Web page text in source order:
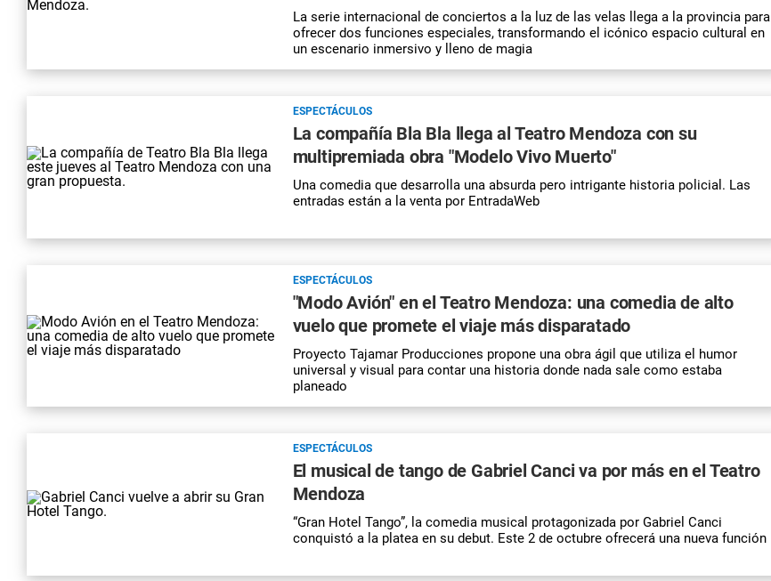
La serie internacional de conciertos a la luz de las velas llega a la provincia para
ofrecer dos funciones especiales, transformando el icónico espacio cultural en
un escenario inmersivo y lleno de magia
ESPECTÁCULOS
La compañía Bla Bla llega al Teatro Mendoza con su
multipremiada obra "Modelo Vivo Muerto"
Una comedia que desarrolla una absurda pero intrigante historia policial. Las
entradas están a la venta por EntradaWeb
ESPECTÁCULOS
"Modo Avión" en el Teatro Mendoza: una comedia de alto
vuelo que promete el viaje más disparatado
Proyecto Tajamar Producciones propone una obra ágil que utiliza el humor
universal y visual para contar una historia donde nada sale como estaba
planeado
ESPECTÁCULOS
El musical de tango de Gabriel Canci va por más en el Teatro
Mendoza
“Gran Hotel Tango”, la comedia musical protagonizada por Gabriel Canci
conquistó a la platea en su debut. Este 2 de octubre ofrecerá una nueva función